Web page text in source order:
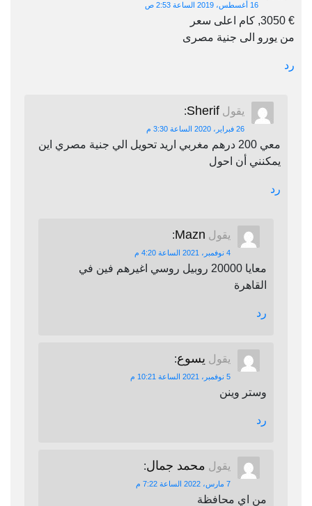
16 أغسطس، 2019 الساعة 2:53 ص
€ 3050, كام اعلى سعر
من يورو الى جنية مصرى
رد
يقول Sherif
:
26 فبراير، 2020 الساعة 3:30 م
معي 200 درهم مغربي اريد تحويل الي جنية مصري اين
يمكنني أن احول
رد
يقول Mazn
:
4 نوفمبر، 2021 الساعة 4:20 م
معايا 20000 روبيل روسي اغيرهم فين في
القاهرة
رد
يقول يسوع:
5 نوفمبر، 2021 الساعة 10:21 م
وستر وينن
رد
يقول محمد جمال:
7 مارس، 2022 الساعة 7:22 م
من اي محافظة